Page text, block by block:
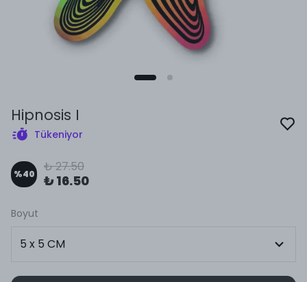
Hipnosis I
Tükeniyor
%40 ₺ 27.50
₺ 16.50
Boyut